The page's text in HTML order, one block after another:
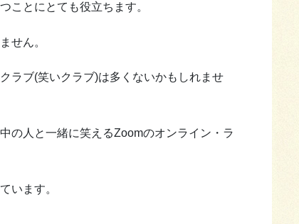
ことにとても役立ちます。
せん。
ラブ(笑いクラブ)は多くないかもしれませ
の人と一緒に笑えるZoomのオンライン・ラ
います。